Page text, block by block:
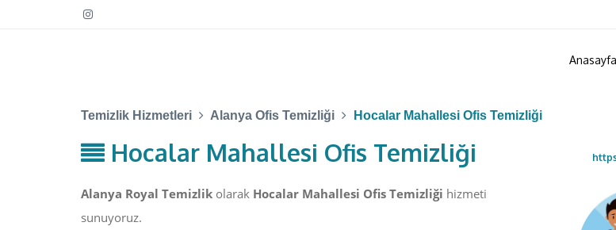
Anasayfa
Temizlik Hizmetleri Alanya Ofis Temizliği Hocalar Mahallesi Ofis Temizliği
Hocalar Mahallesi Ofis Temizliği
Alanya Royal Temizlik olarak Hocalar Mahallesi Ofis Temizliği hizmeti
sunuyoruz.